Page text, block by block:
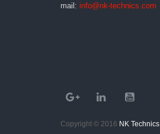
mail: info@nk-technics.com
Copyright © 2016 NK Technics